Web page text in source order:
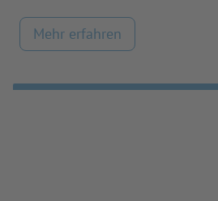
Mehr erfahren